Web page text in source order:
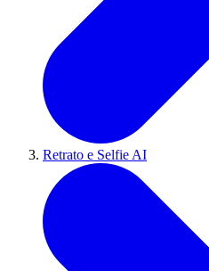
Retrato e Selfie AI